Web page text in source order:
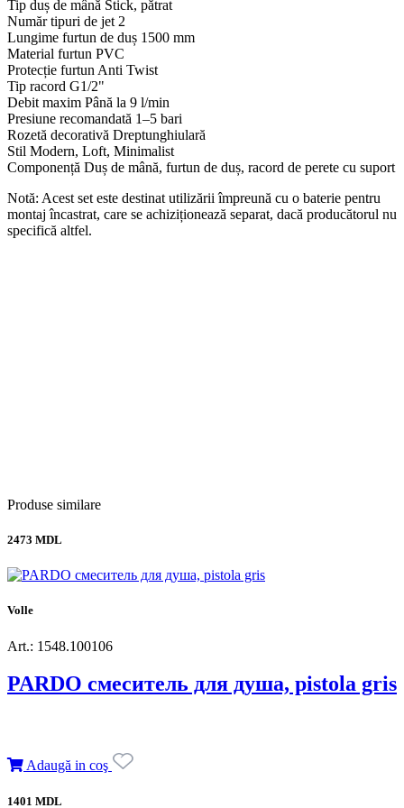
Tip duș de mână Stick, pătrat
Număr tipuri de jet 2
Lungime furtun de duș 1500 mm
Material furtun PVC
Protecție furtun Anti Twist
Tip racord G1/2"
Debit maxim Până la 9 l/min
Presiune recomandată 1–5 bari
Rozetă decorativă Dreptunghiulară
Stil Modern, Loft, Minimalist
Componență Duș de mână, furtun de duș, racord de perete cu suport
Notă: Acest set este destinat utilizării împreună cu o baterie pentru
montaj încastrat, care se achiziționează separat, dacă producătorul nu
specifică altfel.
Produse similare
2473 MDL
Volle
Art.: 1548.100106
PARDO смеситель для душа, pistola gris
Adaugă in coş
1401 MDL